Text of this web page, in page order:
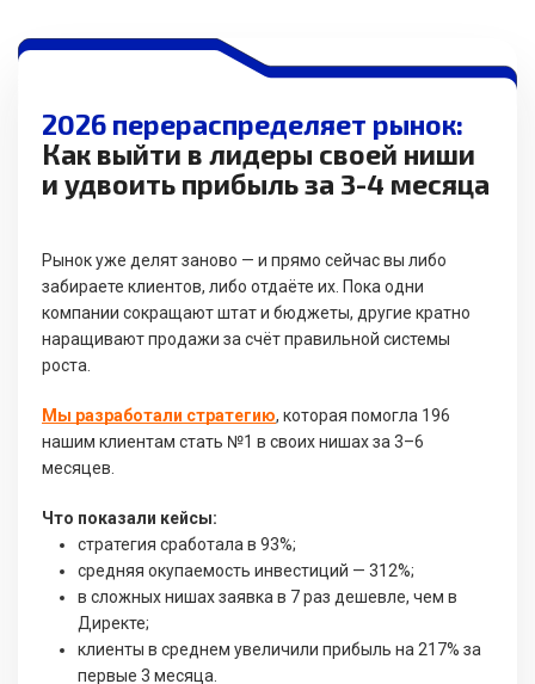
2026 перераспределяет рынок:
Как выйти в лидеры своей ниши
и удвоить прибыль за 3-4 месяца
Рынок уже делят заново — и прямо сейчас вы либо
забираете клиентов, либо отдаёте их. Пока одни
компании сокращают штат и бюджеты, другие кратно
наращивают продажи за счёт правильной системы
роста.
Мы разработали стратегию, которая помогла 196
нашим клиентам стать №1 в своих нишах за 3–6
месяцев.
Что показали кейсы:
стратегия сработала в 93%;
средняя окупаемость инвестиций — 312%;
в сложных нишах заявка в 7 раз дешевле, чем в
Директе;
клиенты в среднем увеличили прибыль на 217% за
первые 3 месяца.